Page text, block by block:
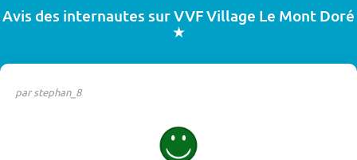
Avis des internautes sur VVF Village Le Mont Doré
★
par stephan_8